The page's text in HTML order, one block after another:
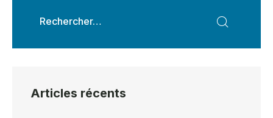
Articles récents